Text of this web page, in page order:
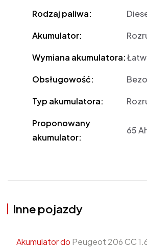
Rodzaj paliwa:
Akumulator:
Wymiana akumulatora:
Obsługowość:
Typ akumulatora:
Proponowany
akumulator:
65
Inne pojazdy
Akumulator do Peugeot 206 CC